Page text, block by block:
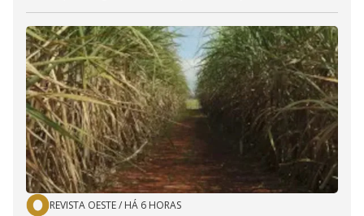
REVISTA OESTE/ HÁ 6 HORAS